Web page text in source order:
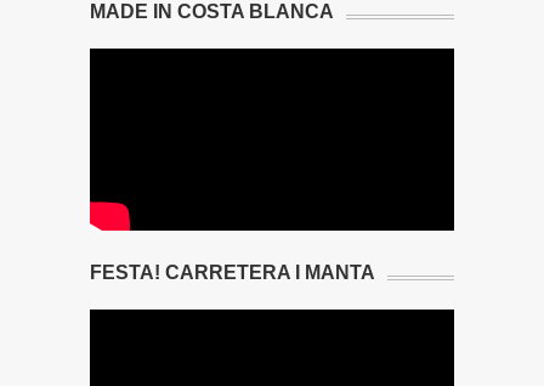
MADE IN COSTA BLANCA
FESTA! CARRETERA I MANTA